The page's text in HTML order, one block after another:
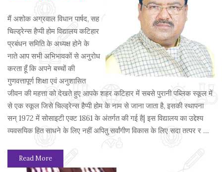
मैं अशोक अग्रवाल विधान पार्षद, सह
चिल्ड्रेन्स हैप्पी होम विद्यालय कटिहार
प्रबंधन समिति के अध्यक्ष होने के
नाते आप सभी अभिभावकों से अनुरोध
करता हूँ कि अपने बच्चों की
गुणवत्तापूर्ण शिक्षा एवं अनुशासित
जीवन की महत्ता को देखते हुए आपके शहर कटिहार में सबसे पुरानी पब्लिक स्कूल में
से एक स्कूल जिसे चिल्ड्रेन्स हैप्पी होम के नाम से जाना जाता है, इसकी स्थापना
सन् 1972 में सोसाइटी एक्ट 1861 के अंतर्गत की गई है| इस विद्यालय का उद्देश्य
व्यवसयिक हित साधने के लिए नहीं अपितु सर्वांगीण विकास के लिए सदा तत्पर र ...
Read More